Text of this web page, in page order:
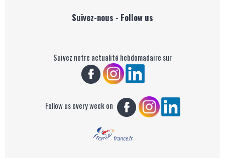
Suivez-nous - Follow us
Suivez notre actualité hebdomadaire sur
Follow us every week on